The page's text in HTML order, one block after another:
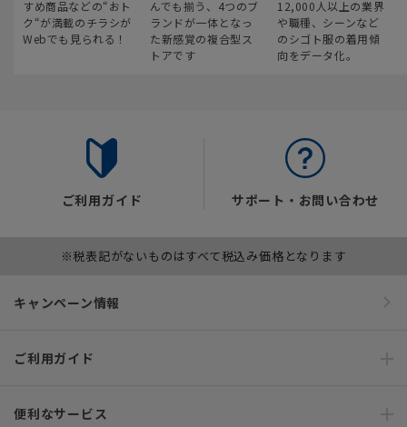
すめ商品などの“おト
ク“が満載のチラシが
Webでも見られる！
んでも揃う、4つのブ
ランドが一体となっ
た新感覚の複合型ス
トアです
12,000人以上の業界
や職種、シーンなど
のシゴト服の着用傾
向をデータ化。
ご利用ガイド サポート・お問い合わせ
※税表記がないものはすべて税込み価格となります
キャンペーン情報
ご利用ガイド
便利なサービス